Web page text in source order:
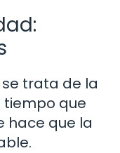
trata de la
tiempo que
hace que la